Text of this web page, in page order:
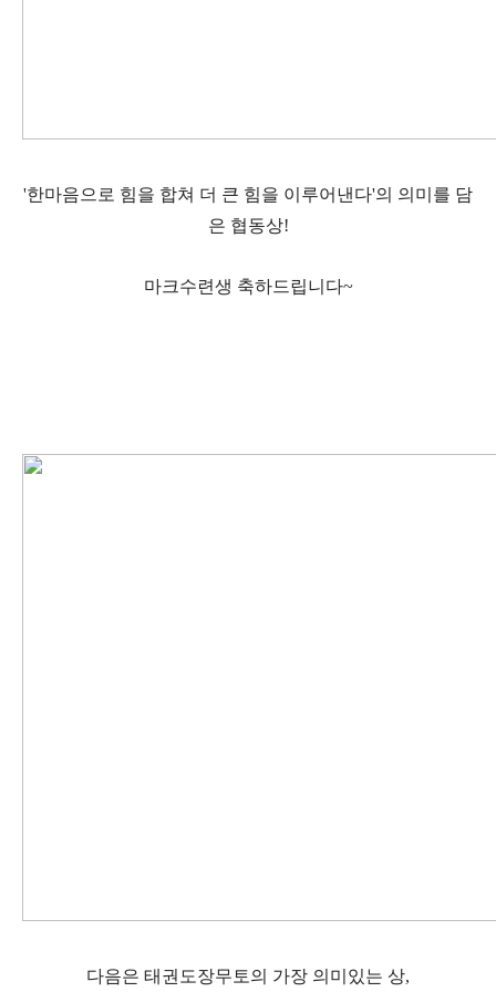
'한마음으로 힘을 합쳐 더 큰 힘을 이루어낸다'의 의미를 담
은 협동상!
마크수련생 축하드립니다~
다음은 태권도장무토의 가장 의미있는 상,